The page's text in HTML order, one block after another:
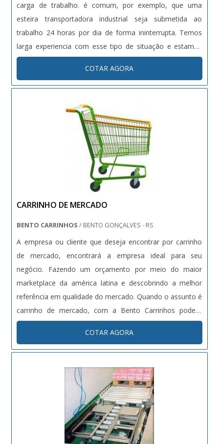
carga de trabalho. é comum, por exemplo, que uma
esteira transportadora industrial seja submetida ao
trabalho 24 horas por dia de forma ininterrupta. Temos
larga experiencia com esse tipo de situação e estamos
aptos a propor a solução mais adequada. Vantagens da
esteira! Uma esteira industrial traz um retorno
imponderável onde é em....
COTAR AGORA
CARRINHO DE MERCADO
BENTO CARRINHOS / BENTO GONÇALVES - RS
A empresa ou cliente que deseja encontrar por carrinho
de mercado, encontrará a empresa ideal para seu
negócio. Fazendo um orçamento por meio do maior
marketplace da américa latina e descobrindo a melhor
referência em qualidade do mercado. Quando o assunto é
carrinho de mercado, com a Bento Carrinhos poderá
encontrar precisão com comprometimento com os
resultados dos clientes.UM POUCO MAIS SOBRE
CARRINHO DE MERCADOHá muitas maneiras eficientes
atuação. A Bento Carrinhos canaliza sua energia em
proporcionar aos clientes uma estrutura com: Escritório
de alta qualidade onde são realizadas as atividades;
Tecnologia de ponta; Estrutura suficiente para atender
todas as demandas. Tudo para garantir carrinho de
COTAR AGORA